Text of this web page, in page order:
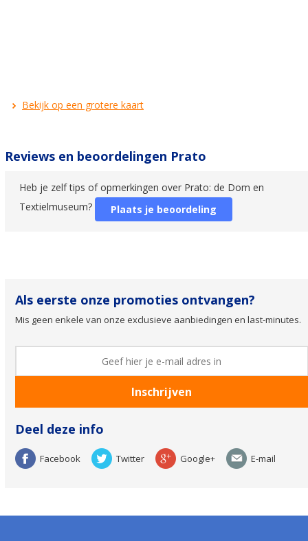
Bekijk op een grotere kaart
Reviews en beoordelingen Prato
Heb je zelf tips of opmerkingen over Prato: de Dom en
Textielmuseum?
Plaats je beoordeling
Als eerste onze promoties ontvangen?
Mis geen enkele van onze exclusieve aanbiedingen en last-minutes.
Deel deze info
Facebook Twitter Google+ E-mail